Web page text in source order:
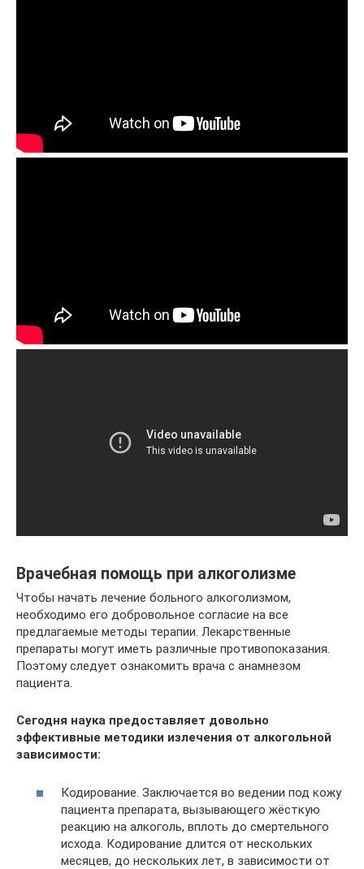
Врачебная помощь при алкоголизме
Чтобы начать лечение больного алкоголизмом,
необходимо его добровольное согласие на все
предлагаемые методы терапии. Лекарственные
препараты могут иметь различные противопоказания.
Поэтому следует ознакомить врача с анамнезом
пациента.
Сегодня наука предоставляет довольно
эффективные методики излечения от алкогольной
зависимости:
Кодирование. Заключается во ведении под кожу
пациента препарата, вызывающего жёсткую
реакцию на алкоголь, вплоть до смертельного
исхода. Кодирование длится от нескольких
месяцев, до нескольких лет, в зависимости от